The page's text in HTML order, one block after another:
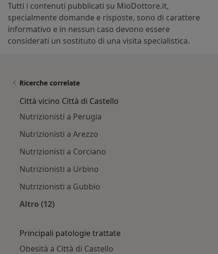
Tutti i contenuti pubblicati su MioDottore.it,
specialmente domande e risposte, sono di carattere
informativo e in nessun caso devono essere
considerati un sostituto di una visita specialistica.
Ricerche correlate
Città vicino Città di Castello
Nutrizionisti a Perugia
Nutrizionisti a Arezzo
Nutrizionisti a Corciano
Nutrizionisti a Urbino
Nutrizionisti a Gubbio
Altro (12)
Principali patologie trattate
Obesità a Città di Castello